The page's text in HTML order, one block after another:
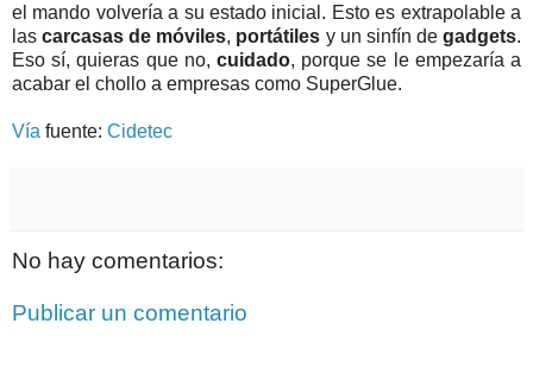
el mando volvería a su estado inicial. Esto es extrapolable a
lascarcasas de móviles, portátiles y un sinfín degadgets.
Eso sí, quieras que no, cuidado, porque se le empezaría a
acabar el chollo a empresas como SuperGlue.
Vía fuente: Cidetec
No hay comentarios:
Publicar un comentario